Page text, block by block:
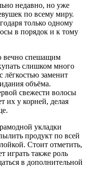
недавно, но уже
по всему миру.
только одному
в порядок и к тому
вечно спешащим
слишком много
лёгкостью заменит
объёма.
свежести волосы
их у корней, делая
укладки
продукт по всей
Стоит отметить,
играть также роль
в дополнительной